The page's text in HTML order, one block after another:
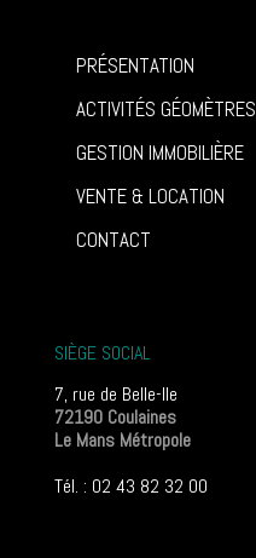
PRÉSENTATION
ACTIVITÉS GÉOMÈTRES
GESTION IMMOBILIÈRE
VENTE & LOCATION
CONTACT
SIÈGE SOCIAL
7, rue de Belle-Ile
72190 Coulaines
Le Mans Métropole
Tél. : 02 43 82 32 00